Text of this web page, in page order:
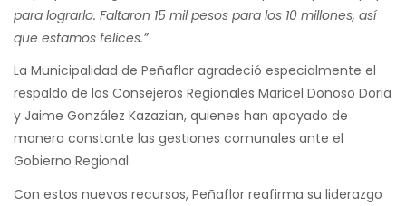
para lograrlo. Faltaron 15 mil pesos para los 10 millones, así
que estamos felices.”
La Municipalidad de Peñaflor agradeció especialmente el
respaldo de los Consejeros Regionales Maricel Donoso Doria
y Jaime González Kazazian, quienes han apoyado de
manera constante las gestiones comunales ante el
Gobierno Regional.
Con estos nuevos recursos, Peñaflor reafirma su liderazgo